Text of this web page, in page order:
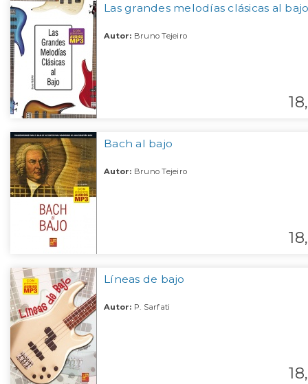
Las grandes melodías clásicas al
Autor: Bruno Tejeiro
18,
Bach al bajo
Autor: Bruno Tejeiro
18,
Líneas de bajo
Autor: P. Sarfati
18,